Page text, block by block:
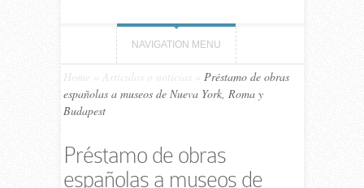
NAVIGATION MENU
Home Artículos o noticias
Préstamo de obras
españolas a museos de Nueva York, Roma y
Budapest
Préstamo de obras
españolas a museos de